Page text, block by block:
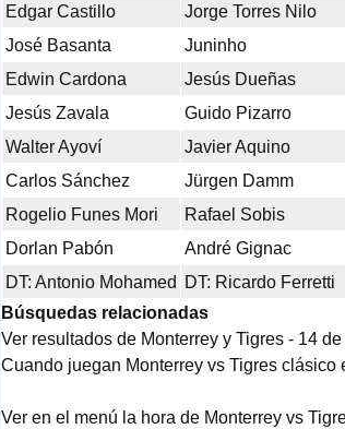
Edgar Castillo
Jorge Torres Nilo
José Basanta
Juninho
Edwin Cardona
Jesús Dueñas
Jesús Zavala
Guido Pizarro
Walter Ayoví
Javier Aquino
Carlos Sánchez
Jürgen Damm
Rogelio Funes Mori
Rafael Sobis
Dorlan Pabón
André Gignac
DT: Antonio Mohamed DT: Ricardo Ferretti
Búsquedas relacionadas
Ver resultados de Monterrey y Tigres - 14
Cuando juegan Monterrey vs Tigres clásico
Ver en el menú la hora de Monterrey vs